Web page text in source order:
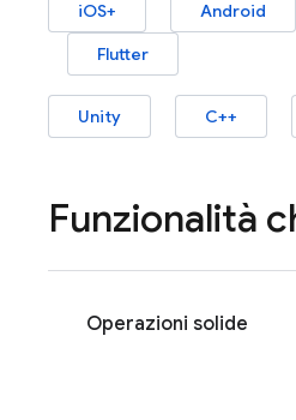
iOS+ Android
Flutter
Unity C++
Funzionalità
Operazioni solide